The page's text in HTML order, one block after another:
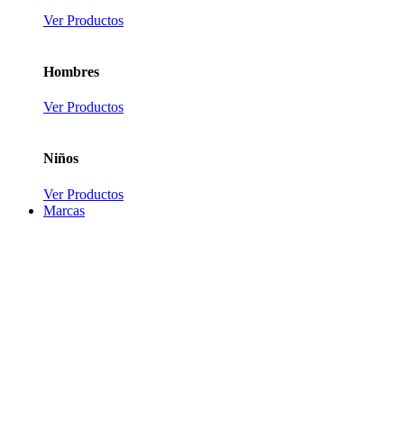
Ver Productos
Hombres
Ver Productos
Niños
Ver Productos
Marcas